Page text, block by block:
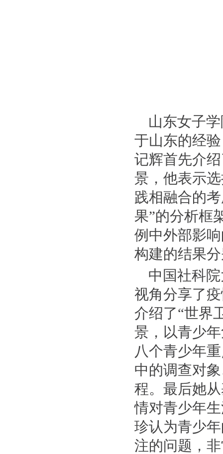
山东女子
于山东的经
记辉首先介
景，他表示
践相融合的
果”的分析框
例中外部影
构建的结果
中国社科
视角分享了
介绍了“世界
景，以青少
八个青少年
中的调查对
程。最后她
情对青少年
珍认为青少
注的问题，